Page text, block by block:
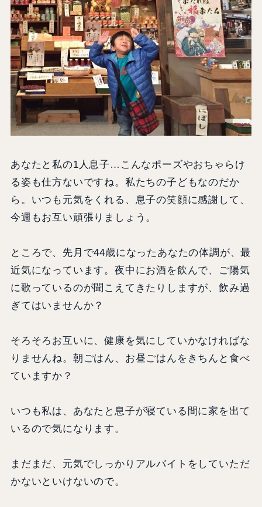
あなたと私の1人息子…こんなポーズやおちゃらけ
る姿も仕方ないですね。私たちの子どもなのだか
ら。いつも元気をくれる、息子の笑顔に感謝して、
今週もお互い頑張りましょう。
ところで、先月で44歳になったあなたの体調が、最
近気になっています。夜中にお酒を飲んで、ご陽気
に歌っているのが聞こえてきたりしますが、飲み過
ぎてはいませんか？
そろそろお互いに、健康を気にしていかなければな
りませんね。朝ごはん、お昼ごはんをきちんと食べ
ていますか？
いつも私は、あなたと息子が寝ている間に家を出て
いるので気になります。
まだまだ、元気でしっかりアルバイトをしていただ
かないといけないので。